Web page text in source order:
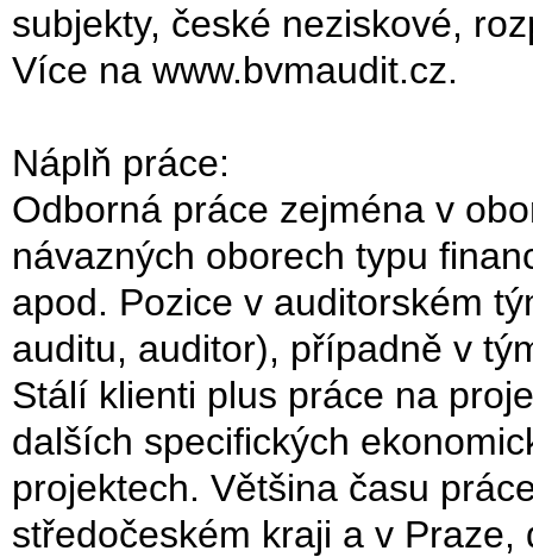
subjekty, české neziskové,
Více na www.bvmaudit.cz.
Náplň práce:
Odborná práce zejména v
návazných oborech typu
apod. Pozice v auditorském
auditu, auditor), případně v
Stálí klienti plus práce na
dalších specifických
projektech. Většina času
středočeském kraji a v